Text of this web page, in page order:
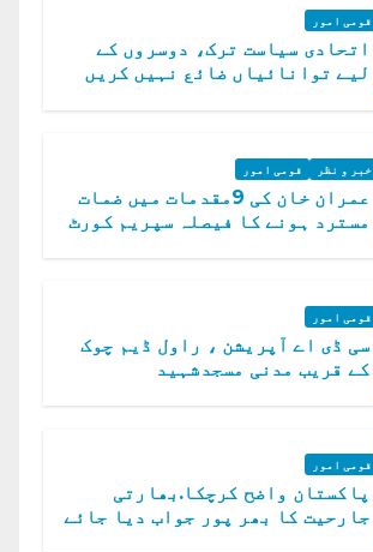
قومی امور
اتحادی سیاست ترک، دوسروں کے
لیے توانائیاں ضائع نہیں کریں
خبر و نظر قومی امور
عمران خان کی 9مقدمات میں ضمات
مسترد ہونے کا فیصلہ سپریم کورٹ
قومی امور
سی ڈی اے آپریشن ، راول ڈیم چوک
کے قریب مدنی مسجدشہید
قومی امور
پاکستان واضح کرچکا.بھارتی
جارحیت کا بھر پور جواب دیا جائے